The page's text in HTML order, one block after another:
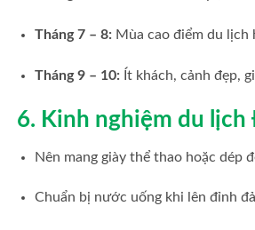
Tháng 7 – 8: Mùa cao điểm du lịch
Tháng 9 – 10: Ít khách, cảnh đẹp,
6. Kinh nghiệm du
Nên mang giày thể thao hoặc dép
Chuẩn bị nước uống khi lên đỉnh